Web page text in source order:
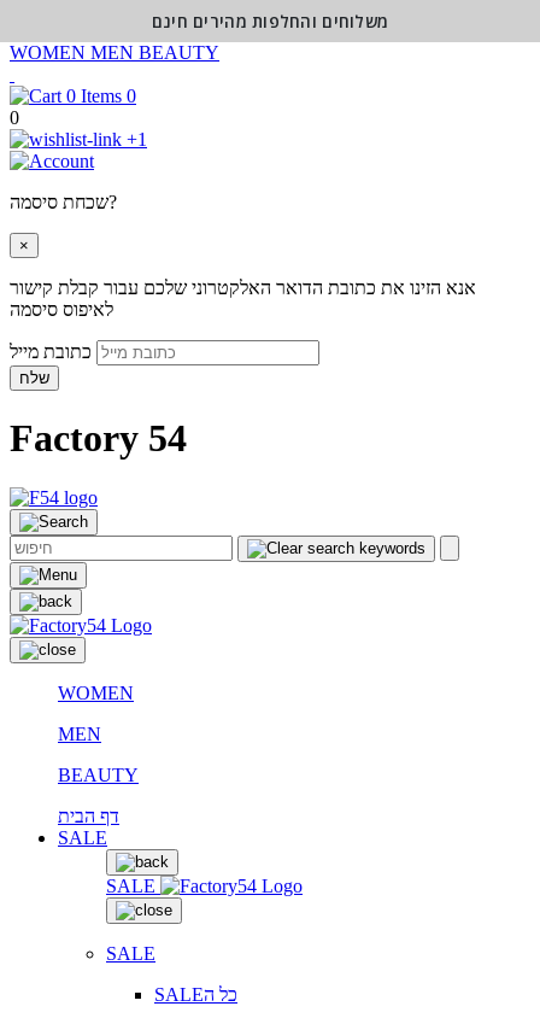
WOMEN MEN BEAUTY
0
0
+1
שכחת סיסמה?
×
אנא הזינו את כתובת הדואר האלקטרוני שלכם עבור קבלת קישור
לאיפוס סיסמה
שלח
Factory 54
WOMEN
MEN
BEAUTY
דף הבית
SALE
SALE
SALE
SALEכל ה
משלוחים והחלפות מהירים חינם